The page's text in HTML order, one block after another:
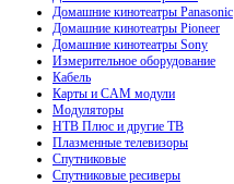
Домашние кинотеатры Panasonic
Домашние кинотеатры Pioneer
Домашние кинотеатры Sony
Измерительное оборудование
Кабель
Карты и CAM модули
Модуляторы
НТВ Плюс и другие ТВ
Плазменные телевизоры
Спутниковые
Спутниковые ресиверы